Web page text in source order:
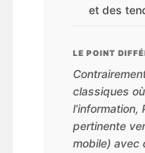
et des
LE POINT
classiques
l’information,
pertinente
mobile) avec